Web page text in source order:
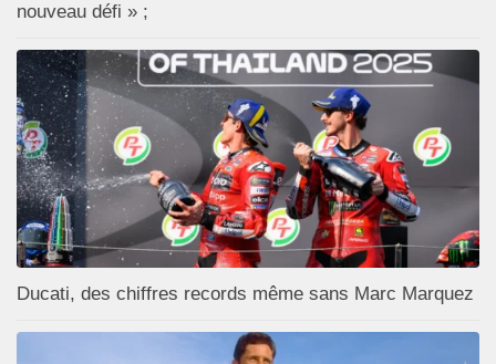
nouveau défi » ;
Ducati, des chiffres records même sans Marc Marquez